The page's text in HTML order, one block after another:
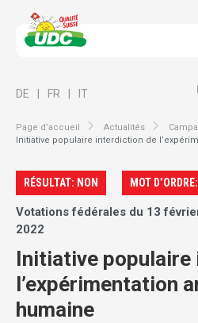
Page d’accueil Actualités
Initiative populaire interdiction de
DE FR IT
RÉSULTAT: NON MOT
Votations fédérales du 13
2022
Initiative
l’expérimentation
humaine